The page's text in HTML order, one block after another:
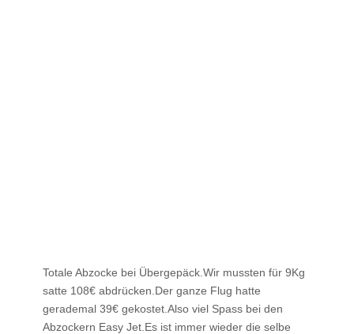
Totale Abzocke bei Übergepäck.Wir mussten für 9Kg
satte 108€ abdrücken.Der ganze Flug hatte
gerademal 39€ gekostet.Also viel Spass bei den
Abzockern Easy Jet.Es ist immer wieder die selbe